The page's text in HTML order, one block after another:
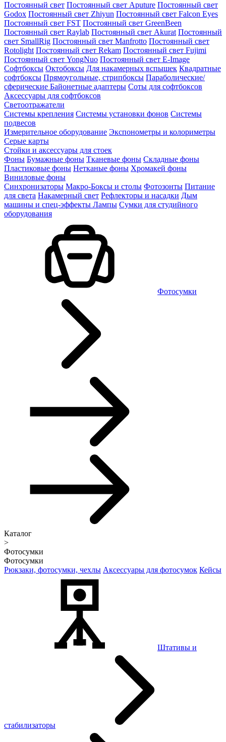
Постоянный свет Постоянный свет Aputure Постоянный свет
Godox Постоянный свет Zhiyun Постоянный свет Falcon Eyes
Постоянный свет FST Постоянный свет GreenBeen
Постоянный свет Raylab Постоянный свет Akurat Постоянный
свет SmallRig Постоянный свет Manfrotto Постоянный свет
Rotolight Постоянный свет Rekam Постоянный свет Fujimi
Постоянный свет YongNuo Постоянный свет E-Image
Софтбоксы Октобоксы Для накамерных вспышек Квадратные
софтбоксы Прямоугольные, стрипбоксы Параболические/
сферические Байонетныe адаптеры Соты для софтбоксов
Аксессуары для софтбоксов
Светоотражатели
Системы крепления Системы установки фонов Системы
подвесов
Измерительное оборудование Экспонометры и колориметры
Серые карты
Стойки и аксессуары для стоек
Фоны Бумажные фоны Тканевые фоны Складные фоны
Пластиковые фоны Нетканые фоны Хромакей фоны
Виниловые фоны
Синхронизаторы Макро-Боксы и столы Фотозонты Питание
для света Накамерный свет Рефлекторы и насадки Дым
машины и спец-эффекты Лампы Сумки для студийного
оборудования
Фотосумки
Каталог
>
Фотосумки
Фотосумки
Рюкзаки, фотосумки, чехлы Аксессуары для фотосумок Кейсы
Штативы и
стабилизаторы